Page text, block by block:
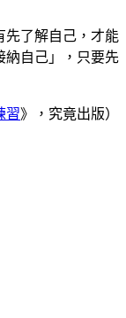
先了解自己，才能
納自己」，只要先
習》，究竟出版）